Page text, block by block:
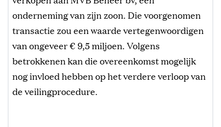
onderneming van zijn zoon. Die voorgenomen
transactie zou een waarde vertegenwoordigen
van ongeveer € 9,5 miljoen. Volgens
betrokkenen kan die overeenkomst mogelijk
nog invloed hebben op het verdere verloop van
de veilingprocedure.